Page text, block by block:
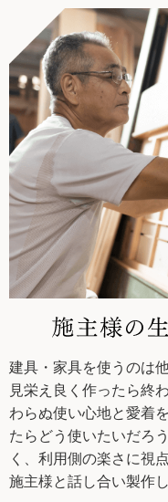
建具・家具を使うのは
見栄え良く作ったら終
わらぬ使い心地と愛着
たらどう使いたいだろ
く、利用側の楽さに視
施主様と話し合い製作